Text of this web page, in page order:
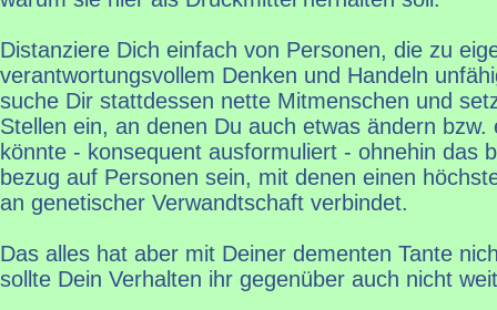
Distanziere Dich einfach von Personen, die zu
verantwortungsvollem Denken und Handeln
suche Dir stattdessen nette Mitmenschen und
Stellen ein, an denen Du auch etwas ändern
könnte - konsequent ausformuliert - ohnehin das
bezug auf Personen sein, mit denen einen
an genetischer Verwandtschaft verbindet.
Das alles hat aber mit Deiner dementen Tante
sollte Dein Verhalten ihr gegenüber auch nicht